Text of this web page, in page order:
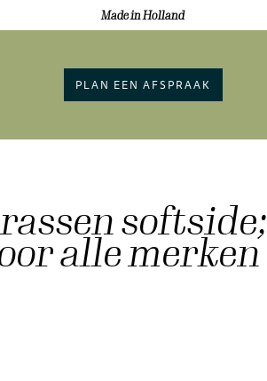
Made in Holland
PLAN EEN AFSPRAAK
softside;
alle merken